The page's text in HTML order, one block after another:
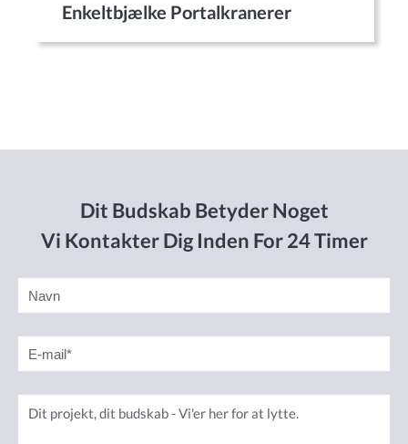
Enkeltbjælke Portalkranerer
Dit Budskab Betyder Noget
Vi Kontakter Dig Inden For 24 Timer